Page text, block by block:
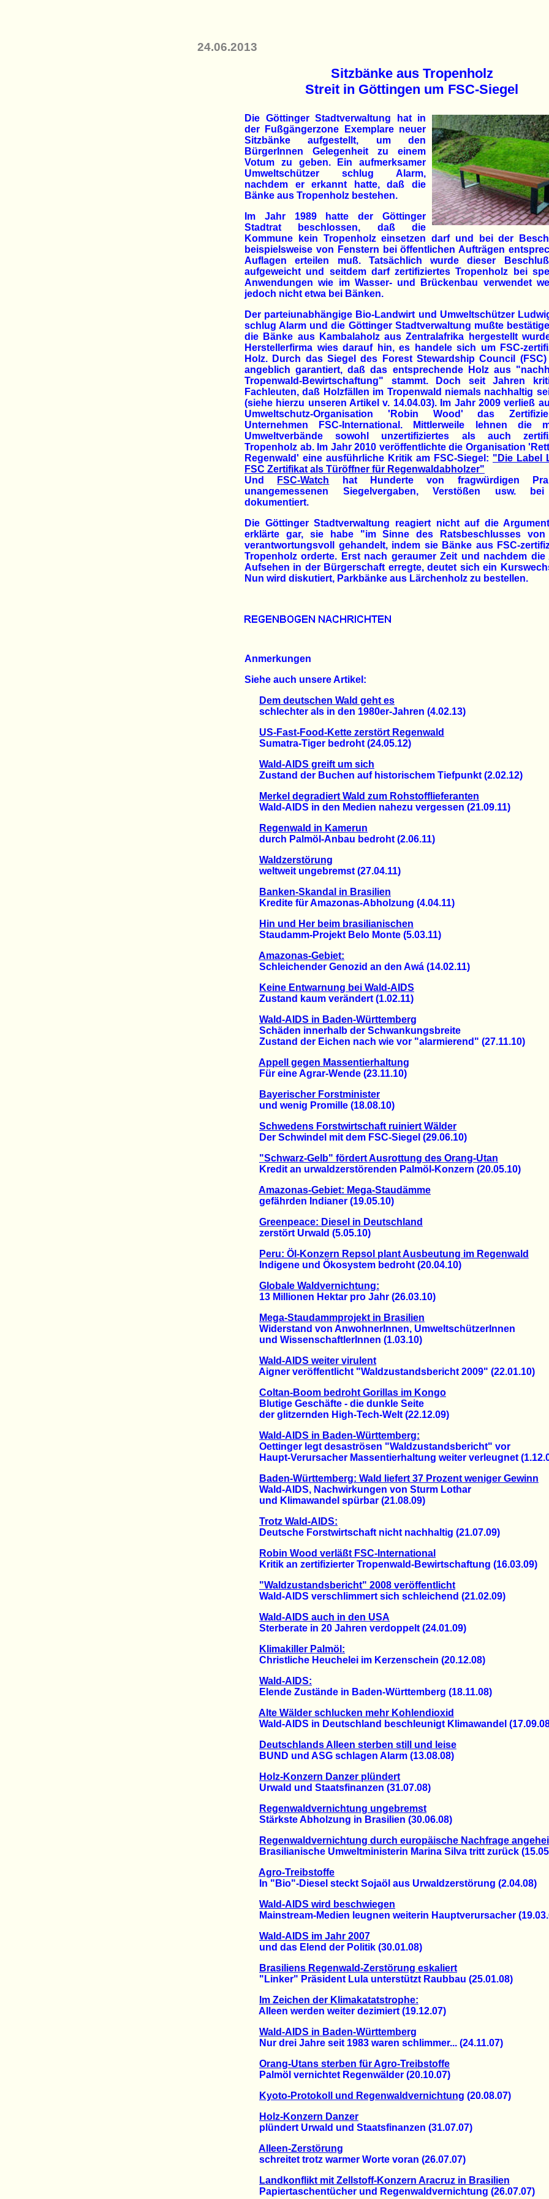
24.06.2013
Sitzbänke aus Tropenholz
Streit in Göttingen um FSC-Siegel
Die Göttinger Stadtverwaltung hat in
der Fußgängerzone Exemplare neuer
Sitzbänke aufgestellt, um den
BürgerInnen Gelegenheit zu einem
Votum zu geben. Ein aufmerksamer
Umweltschützer schlug Alarm,
nachdem er erkannt hatte, daß die
Bänke aus Tropenholz bestehen.
Im Jahr 1989 hatte der Göttinger
Stadtrat beschlossen, daß die
Kommune kein Tropenholz einsetzen darf und bei der
beispielsweise von Fenstern bei öffentlichen Aufträgen
Auflagen erteilen muß. Tatsächlich wurde dieser
aufgeweicht und seitdem darf zertifiziertes Tropenholz bei
Anwendungen wie im Wasser- und Brückenbau verwendet
jedoch nicht etwa bei Bänken.
Der parteiunabhängige Bio-Landwirt und Umweltschützer
schlug Alarm und die Göttinger Stadtverwaltung mußte
die Bänke aus Kambalaholz aus Zentralafrika hergestellt
Herstellerfirma wies darauf hin, es handele sich um FSC-
Holz. Durch das Siegel des Forest Stewardship Council (FSC)
angeblich garantiert, daß das entsprechende Holz aus
Tropenwald-Bewirtschaftung" stammt. Doch seit Jahren
Fachleuten, daß Holzfällen im Tropenwald niemals nachhaltig
(siehe hierzu unseren Artikel v. 14.04.03). Im Jahr 2009 verließ
Umweltschutz-Organisation 'Robin Wood' das
Unternehmen FSC-International. Mittlerweile lehnen die
Umweltverbände sowohl unzertifiziertes als auch
Tropenholz ab. Im Jahr 2010 veröffentlichte die Organisation
Regenwald' eine ausführliche Kritik am FSC-Siegel: "Die Label
FSC Zertifikat als Türöffner für Regenwaldabholzer"
Und
FSC-Watch hat Hunderte von fragwürdigen
unangemessenen Siegelvergaben, Verstößen usw.
dokumentiert.
Die Göttinger Stadtverwaltung reagiert nicht auf die
erklärte gar, sie habe "im Sinne des Ratsbeschlusses von
verantwortungsvoll gehandelt, indem sie Bänke aus FSC-
Tropenholz orderte. Erst nach geraumer Zeit und nachdem die
Aufsehen in der Bürgerschaft erregte, deutet sich ein
Nun wird diskutiert, Parkbänke aus Lärchenholz zu bestellen.
Anmerkungen
Siehe auch unsere Artikel:
Dem deutschen Wald geht es
schlechter als in den 1980er-Jahren (4.02.13)
US-Fast-Food-Kette zerstört Regenwald
Sumatra-Tiger bedroht (24.05.12)
Wald-AIDS greift um sich
Zustand der Buchen auf historischem Tiefpunkt (2.02.12)
Merkel degradiert Wald zum Rohstofflieferanten
Wald-AIDS in den Medien nahezu vergessen (21.09.11)
Regenwald in Kamerun
durch Palmöl-Anbau bedroht (2.06.11)
Waldzerstörung
weltweit ungebremst (27.04.11)
Banken-Skandal in Brasilien
Kredite für Amazonas-Abholzung (4.04.11)
Hin und Her beim brasilianischen
Staudamm-Projekt Belo Monte (5.03.11)
Amazonas-Gebiet:
Schleichender Genozid an den Awá (14.02.11)
Keine Entwarnung bei Wald-AIDS
Zustand kaum verändert (1.02.11)
Wald-AIDS in Baden-Württemberg
Schäden innerhalb der Schwankungsbreite
Zustand der Eichen nach wie vor "alarmierend" (27.11.10)
Appell gegen Massentierhaltung
Für eine Agrar-Wende (23.11.10)
Bayerischer Forstminister
und wenig Promille (18.08.10)
Schwedens Forstwirtschaft ruiniert Wälder
Der Schwindel mit dem FSC-Siegel (29.06.10)
"Schwarz-Gelb" fördert Ausrottung des Orang-Utan
Kredit an urwaldzerstörenden Palmöl-Konzern (20.05.10)
Amazonas-Gebiet: Mega-Staudämme
gefährden Indianer (19.05.10)
Greenpeace: Diesel in Deutschland
zerstört Urwald (5.05.10)
Peru: Öl-Konzern Repsol plant Ausbeutung im Regenwald
Indigene und Ökosystem bedroht (20.04.10)
Globale Waldvernichtung:
13 Millionen Hektar pro Jahr (26.03.10)
Mega-Staudammprojekt in Brasilien
Widerstand von AnwohnerInnen, UmweltschützerInnen
und WissenschaftlerInnen (1.03.10)
Wald-AIDS weiter virulent
Aigner veröffentlicht "Waldzustandsbericht 2009" (22.01.10)
Coltan-Boom bedroht Gorillas im Kongo
Blutige Geschäfte - die dunkle Seite
der glitzernden High-Tech-Welt (22.12.09)
Wald-AIDS in Baden-Württemberg:
Oettinger legt desaströsen "Waldzustandsbericht" vor
Haupt-Verursacher Massentierhaltung weiter verleugnet
Baden-Württemberg: Wald liefert 37 Prozent weniger Gewinn
Wald-AIDS, Nachwirkungen von Sturm Lothar
und Klimawandel spürbar (21.08.09)
Trotz Wald-AIDS:
Deutsche Forstwirtschaft nicht nachhaltig (21.07.09)
Robin Wood verläßt FSC-International
Kritik an zertifizierter Tropenwald-Bewirtschaftung (16.03.09)
"Waldzustandsbericht" 2008 veröffentlicht
Wald-AIDS verschlimmert sich schleichend (21.02.09)
Wald-AIDS auch in den USA
Sterberate in 20 Jahren verdoppelt (24.01.09)
Klimakiller Palmöl:
Christliche Heuchelei im Kerzenschein (20.12.08)
Wald-AIDS:
Elende Zustände in Baden-Württemberg (18.11.08)
Alte Wälder schlucken mehr Kohlendioxid
Wald-AIDS in Deutschland beschleunigt Klimawandel
Deutschlands Alleen sterben still und leise
BUND und ASG schlagen Alarm (13.08.08)
Holz-Konzern Danzer plündert
Urwald und Staatsfinanzen (31.07.08)
Regenwaldvernichtung ungebremst
Stärkste Abholzung in Brasilien (30.06.08)
Regenwaldvernichtung durch europäische Nachfrage
Brasilianische Umweltministerin Marina Silva tritt zurück
Agro-Treibstoffe
In "Bio"-Diesel steckt Sojaöl aus Urwaldzerstörung (2.04.08)
Wald-AIDS wird beschwiegen
Mainstream-Medien leugnen weiterin Hauptverursacher
Wald-AIDS im Jahr 2007
und das Elend der Politik (30.01.08)
Brasiliens Regenwald-Zerstörung eskaliert
"Linker" Präsident Lula unterstützt Raubbau (25.01.08)
Im Zeichen der Klimakatatstrophe:
Alleen werden weiter dezimiert (19.12.07)
Wald-AIDS in Baden-Württemberg
Nur drei Jahre seit 1983 waren schlimmer... (24.11.07)
Orang-Utans sterben für Agro-Treibstoffe
Palmöl vernichtet Regenwälder (20.10.07)
Kyoto-Protokoll und Regenwaldvernichtung (20.08.07)
Holz-Konzern Danzer
plündert Urwald und Staatsfinanzen (31.07.07)
Alleen-Zerstörung
schreitet trotz warmer Worte voran (26.07.07)
Landkonflikt mit Zellstoff-Konzern Aracruz in Brasilien
Papiertaschentücher und Regenwaldvernichtung (26.07.07)